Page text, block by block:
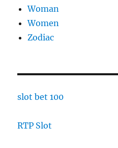
Woman
Women
Zodiac
slot bet 100
RTP Slot